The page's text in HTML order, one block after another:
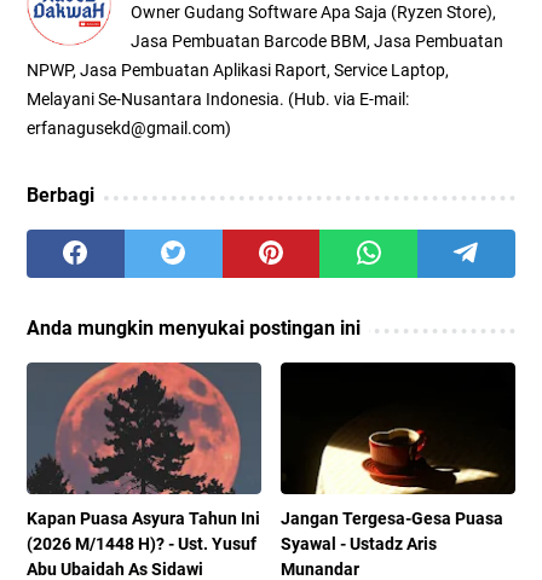
Owner Gudang Software Apa Saja (Ryzen Store),
Jasa Pembuatan Barcode BBM, Jasa Pembuatan
NPWP, Jasa Pembuatan Aplikasi Raport, Service Laptop,
Melayani Se-Nusantara Indonesia. (Hub. via E-mail:
erfanagusekd@gmail.com)
Berbagi
Anda mungkin menyukai postingan ini
Kapan Puasa Asyura Tahun Ini
(2026 M/1448 H)? - Ust. Yusuf
Abu Ubaidah As Sidawi
Jangan Tergesa-Gesa Puasa
Syawal - Ustadz Aris
Munandar